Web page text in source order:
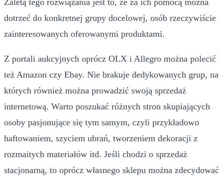
dotrzeć do konkretnej grupy docelowej, osób rzeczywiście
zainteresowanych oferowanymi produktami.
Z portali aukcyjnych oprócz OLX i Allegro można polecić
też Amazon czy Ebay. Nie brakuje dedykowanych grup, na
których również można prowadzić swoją sprzedaż
internetową. Warto poszukać różnych stron skupiających
osoby pasjonujące się tym samym, czyli przykładowo
haftowaniem, szyciem ubrań, tworzeniem dekoracji z
rozmaitych materiałów itd. Jeśli chodzi o sprzedaż
stacjonarną, to oprócz własnego sklepu można zdecydować